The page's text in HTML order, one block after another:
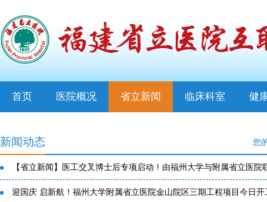
首页 医院概况 省立新闻 临床科室 健
新闻动态 您
【省立新闻】医工交叉博士后专项启动！由福州大学与附属省立医院
迎国庆 启新航！福州大学附属省立医院金山院区三期工程项目今日开